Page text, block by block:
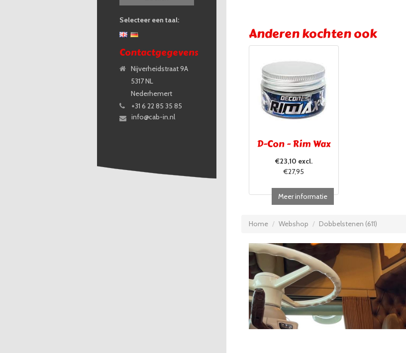
Selecteer een taal:
Contactgegevens
Nijverheidstraat 9A
5317 NL
Nederhemert
+31 6 22 85 35 85
info@cab-in.nl
Anderen kochten ook
D-Con - Rim Wax
€23,10 excl.
€27,95
Meer informatie
Home Webshop Dobbelstenen (611)